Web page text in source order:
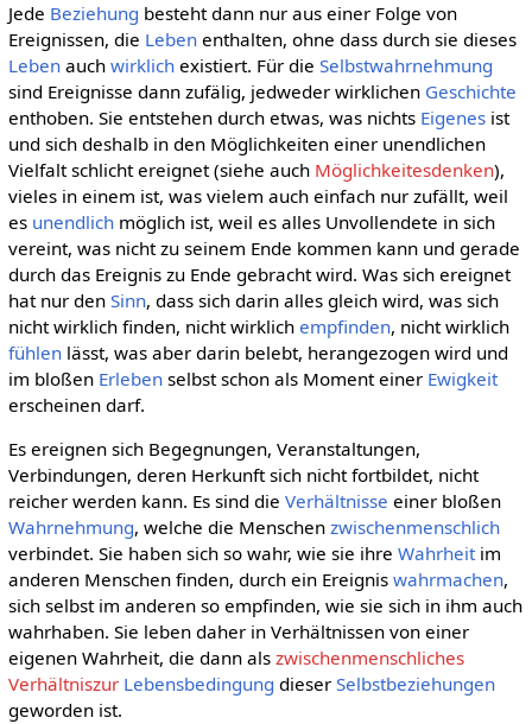
Jede Beziehung besteht dann nur aus einer Folge von
Ereignissen, die Lebenenthalten, ohne dass durch sie dieses
Lebenauch wirklichexistiert. Für die Selbstwahrnehmung
sind Ereignisse dann zufälig, jedweder wirklichen Geschichte
enthoben. Sie entstehen durch etwas, was nichts Eigenesist
und sich deshalb in den Möglichkeiten einer unendlichen
Vielfalt schlicht ereignet (siehe auch Möglichkeitesdenken),
vieles in einem ist, was vielem auch einfach nur zufällt, weil
es unendlichmöglich ist, weil es alles Unvollendete in sich
vereint, was nicht zu seinem Ende kommen kann und gerade
durch das Ereignis zu Ende gebracht wird. Was sich ereignet
hat nur den Sinn, dass sich darin alles gleich wird, was sich
nicht wirklich finden, nicht wirklich empfinden, nicht wirklich
fühlenlässt, was aber darin belebt, herangezogen wird und
im bloßen Erlebenselbst schon als Moment einer Ewigkeit
erscheinen darf.
Es ereignen sich Begegnungen, Veranstaltungen,
Verbindungen, deren Herkunft sich nicht fortbildet, nicht
reicher werden kann. Es sind die Verhältnisse einer bloßen
Wahrnehmung, welche die Menschen zwischenmenschlich
verbindet. Sie haben sich so wahr, wie sie ihre Wahrheitim
anderen Menschen finden, durch ein Ereignis wahrmachen,
sich selbst im anderen so empfinden, wie sie sich in ihm auch
wahrhaben. Sie leben daher in Verhältnissen von einer
eigenen Wahrheit, die dann als zwischenmenschliches
Verhältniszur Lebensbedingung dieser Selbstbeziehungen
geworden ist.